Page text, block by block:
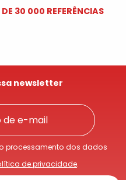
30 000 REFERÊNCIAS
newsletter
processamento dos dados
de privacidade.